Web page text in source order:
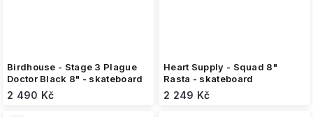
Birdhouse - Stage 3 Plague
Doctor Black 8" - skateboard
2 490 Kč
Heart Supply - Squad 8"
Rasta - skateboard
2 249 Kč